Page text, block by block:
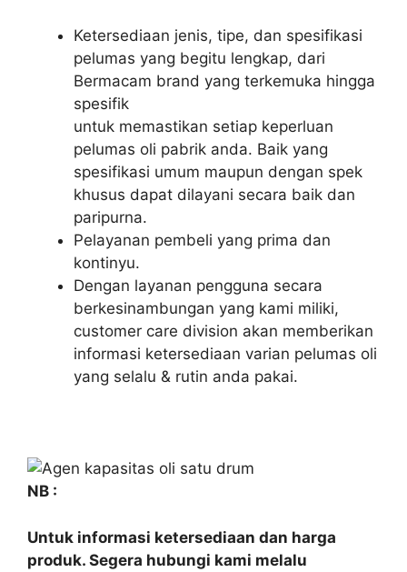
Ketersediaan jenis, tipe, dan spesifikasi
pelumas yang begitu lengkap, dari
Bermacam brand yang terkemuka hingga
spesifik
untuk memastikan setiap keperluan
pelumas oli pabrik anda. Baik yang
spesifikasi umum maupun dengan spek
khusus dapat dilayani secara baik dan
paripurna.
Pelayanan pembeli yang prima dan
kontinyu.
Dengan layanan pengguna secara
berkesinambungan yang kami miliki,
customer care division akan memberikan
informasi ketersediaan varian pelumas oli
yang selalu & rutin anda pakai.
NB :
Untuk informasi ketersediaan dan harga
produk. Segera hubungi kami melalu